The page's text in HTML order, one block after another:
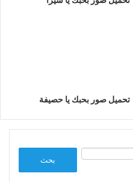
تحميل صور بحبك يا حصيفة